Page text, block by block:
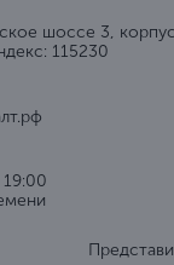
шоссе 3, корпус
115230